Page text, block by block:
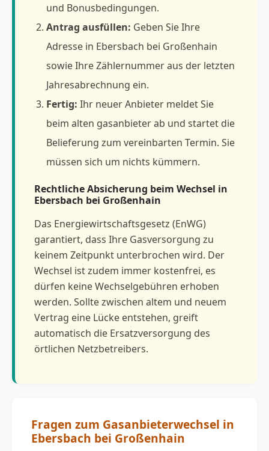
und Bonusbedingungen.
Antrag ausfüllen: Geben Sie Ihre
Adresse in Ebersbach bei Großenhain
sowie Ihre Zählernummer aus der letzten
Jahresabrechnung ein.
Fertig: Ihr neuer Anbieter meldet Sie
beim alten gasanbieter ab und startet die
Belieferung zum vereinbarten Termin. Sie
müssen sich um nichts kümmern.
Rechtliche Absicherung beim Wechsel in
Ebersbach bei Großenhain
Das Energiewirtschaftsgesetz (EnWG)
garantiert, dass Ihre Gasversorgung zu
keinem Zeitpunkt unterbrochen wird. Der
Wechsel ist zudem immer kostenfrei, es
dürfen keine Wechselgebühren erhoben
werden. Sollte zwischen altem und neuem
Vertrag eine Lücke entstehen, greift
automatisch die Ersatzversorgung des
örtlichen Netzbetreibers.
Fragen zum Gasanbieterwechsel in
Ebersbach bei Großenhain